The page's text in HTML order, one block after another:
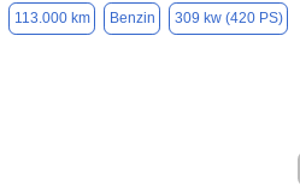
113.000 km Benzin 309 kw (420 PS)